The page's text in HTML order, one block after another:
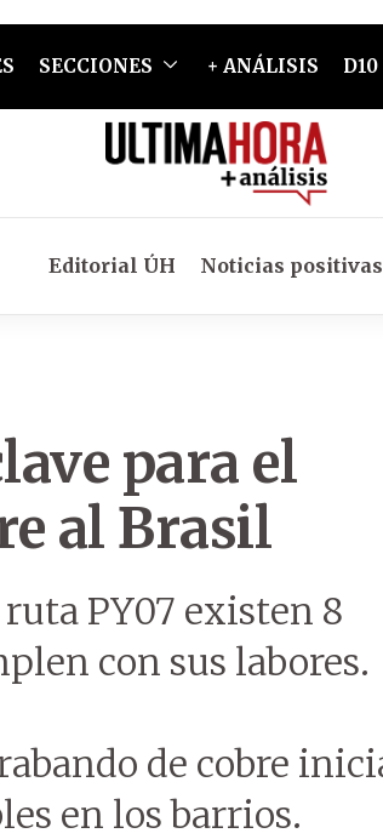
SECCIONES + ANÁLISIS D10
Editorial ÚH Noticias positivas
para el
al Brasil
ruta PY07 existen 8
con sus labores.
de cobre
en los barrios.